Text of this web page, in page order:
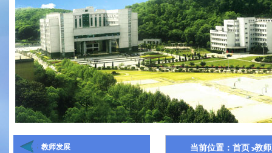
教师发展 当前位置： 首页 教